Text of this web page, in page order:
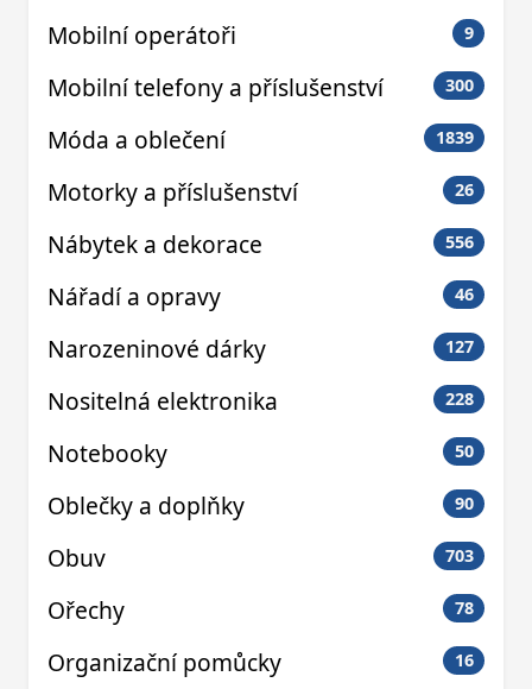
Mobilní operátoři 9
Mobilní telefony a příslušenství 300
Móda a oblečení 1839
Motorky a příslušenství 26
Nábytek a dekorace 556
Nářadí a opravy 46
Narozeninové dárky 127
Nositelná elektronika 228
Notebooky 50
Oblečky a doplňky 90
Obuv 703
Ořechy 78
Organizační pomůcky 16